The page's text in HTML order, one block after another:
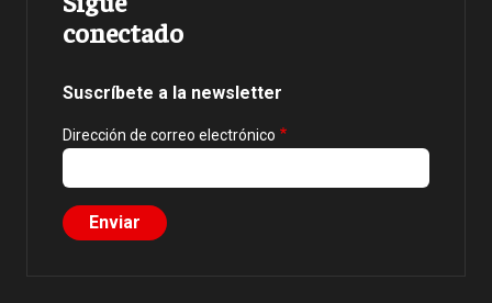
conectado
Suscríbete a la newsletter
Dirección de correo electrónico